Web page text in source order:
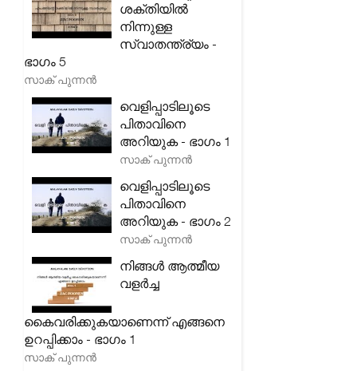
ശക്തിയിൽ
നിന്നുള്ള
സ്വാതന്ത്ര്യം -
ഭാഗം 5
സാക് പുന്നൻ
വെളിപ്പാടിലൂടെ
പിതാവിനെ
അറിയുക - ഭാഗം 1
സാക് പുന്നൻ
വെളിപ്പാടിലൂടെ
പിതാവിനെ
അറിയുക - ഭാഗം 2
സാക് പുന്നൻ
നിങ്ങൾ ആത്മീയ
വളർച്ച
കൈവരിക്കുകയാണെന്ന് എങ്ങനെ
ഉറപ്പിക്കാം - ഭാഗം 1
സാക് പുന്നൻ